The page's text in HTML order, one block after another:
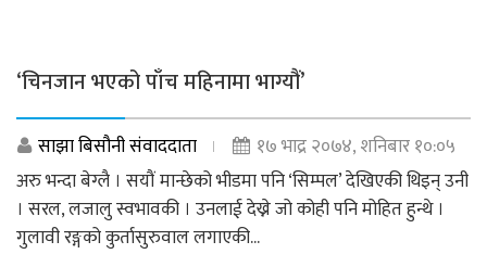
‘चिनजान भएको पाँच महिनामा भाग्यौं’
साझा बिसौनी संवाददाता
१७ भाद्र २०७४, शनिबार १०:०५
अरु भन्दा बेग्लै । सयौं मान्छेको भीडमा पनि ‘सिम्पल’ देखिएकी थिइन् उनी
। सरल, लजालु स्वभावकी । उनलाई देख्ने जो कोही पनि मोहित हुन्थे ।
गुलावी रङ्गको कुर्तासुरुवाल लगाएकी...